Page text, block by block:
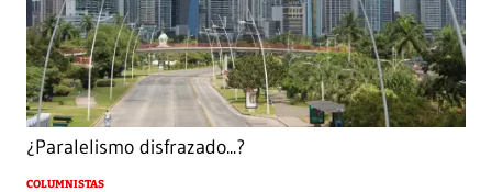
¿Paralelismo disfrazado...?
COLUMNISTAS